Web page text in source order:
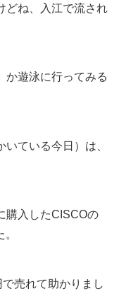
どね、入江で流され
か遊泳に行ってみる
ている今日）は、
購入したCISCOの
売れて助かりまし